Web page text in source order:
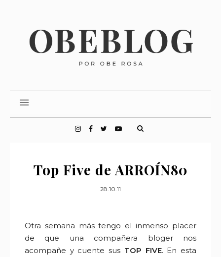
Top Five de ARROÍN80
28.10.11
Otra semana más tengo el inmenso placer
de que una compañera bloger nos
acompañe y cuente sus TOP FIVE. En esta